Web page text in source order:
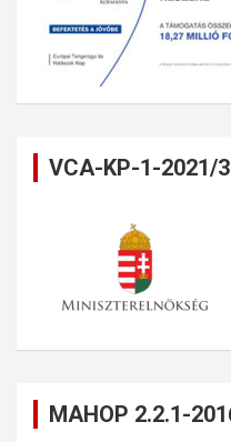
VCA-KP-1-2021/
MAHOP 2.2.1-